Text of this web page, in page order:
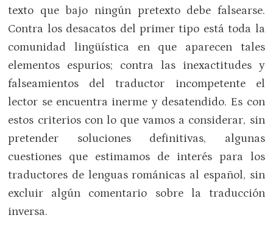
texto que bajo ningún pretexto debe falsearse.
Contra los desacatos del primer tipo está toda la
comunidad lingüística en que aparecen tales
elementos espurios; contra las inexactitudes y
falseamientos del traductor incompetente el
lector se encuentra inerme y desatendido. Es con
estos criterios con lo que vamos a considerar, sin
pretender soluciones definitivas, algunas
cuestiones que estimamos de interés para los
traductores de lenguas románicas al español, sin
excluir algún comentario sobre la traducción
inversa.